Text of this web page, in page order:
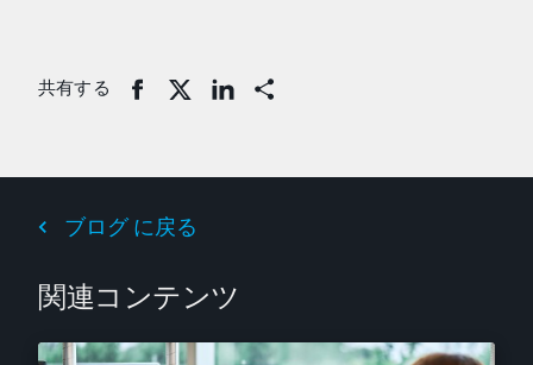
共有する Share
ブログ に戻る
関連コンテンツ